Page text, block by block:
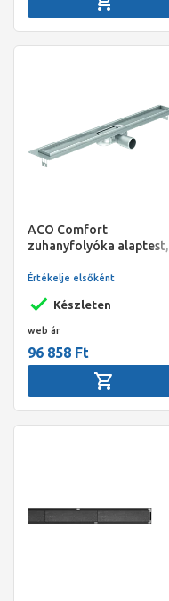
ACO Comfort
zuhanyfolyóka alaptest,
mm, alacsony 65 mm
Készleten
Értékelje elsőként
web ár
96 858 Ft